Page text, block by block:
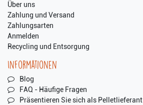
Über uns
Zahlung und Versand
Zahlungsarten
Anmelden
Recycling und Entsorgung
Informationen
Blog
FAQ - Häufige Fragen
Präsentieren Sie sich als Pelletlieferant